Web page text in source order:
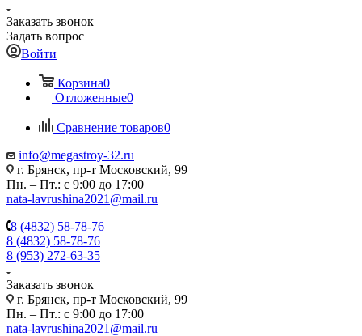
Заказать звонок
Задать вопрос
Войти
Корзина0
Отложенные0
Сравнение товаров0
info@megastroy-32.ru
г. Брянск, пр-т Московский, 99
Пн. – Пт.: с 9:00 до 17:00
nata-lavrushina2021@mail.ru
8 (4832) 58-78-76
8 (4832) 58-78-76
8 (953) 272-63-35
Заказать звонок
г. Брянск, пр-т Московский, 99
Пн. – Пт.: с 9:00 до 17:00
nata-lavrushina2021@mail.ru